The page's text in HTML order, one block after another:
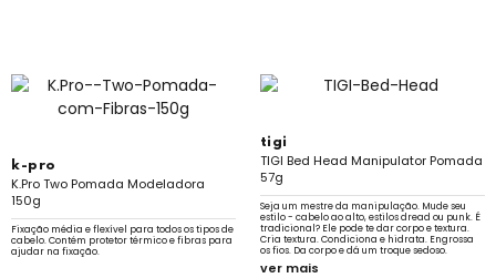
k-pro
K.Pro Two Pomada Modeladora
150g
Fixação média e flexível para todos os tipos de
cabelo. Contém protetor térmico e fibras para
ajudar na fixação.
tigi
TIGI Bed Head Manipulator Pomada
57g
Seja um mestre da manipulação. Mude seu
estilo - cabelo ao alto, estilos dread ou punk. É
tradicional? Ele pode te dar corpo e textura.
Cria textura. Condiciona e hidrata. Engrossa
os fios. Da corpo e dá um troque sedoso.
ver mais